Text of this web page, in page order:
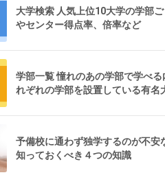
最も解説が詳しく、初心者や独学
定期的な復習と間違えた問題
基礎を固めた後、青チャートや黄
大学検索 人気上位10大学の学部
やセンター得点率、倍率など
学部一覧 憧れのあの学部で学べ
れぞれの学部を設置している有名
予備校に通わず独学するのが不安
知っておくべき４つの知識